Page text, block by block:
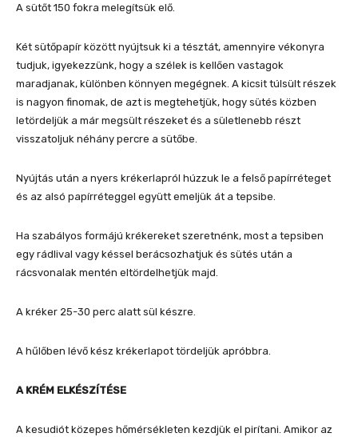
A sütőt 150 fokra melegítsük elő.
Két sütőpapír között nyújtsuk ki a tésztát, amennyire vékonyra
tudjuk, igyekezzünk, hogy a szélek is kellően vastagok
maradjanak, különben könnyen megégnek. A kicsit túlsült részek
is nagyon finomak, de azt is megtehetjük, hogy sütés közben
letördeljük a már megsült részeket és a sületlenebb részt
visszatoljuk néhány percre a sütőbe.
Nyújtás után a nyers krékerlapról húzzuk le a felső papírréteget
és az alsó papírréteggel együtt emeljük át a tepsibe.
Ha szabályos formájú krékereket szeretnénk, most a tepsiben
egy rádlival vagy késsel berácsozhatjuk és sütés után a
rácsvonalak mentén eltördelhetjük majd.
A kréker 25-30 perc alatt sül készre.
A hűlőben lévő kész krékerlapot tördeljük apróbbra.
A KRÉM ELKÉSZÍTÉSE
A kesudiót közepes hőmérsékleten kezdjük el pirítani. Amikor az